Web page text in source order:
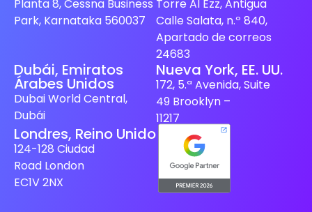
Planta 8, Cessna Business
Park, Karnataka 560037
Torre Al Ezz, Antigua
Calle Salata, n.º 840,
Apartado de correos
24683
Dubái, Emiratos
Árabes Unidos
Dubai World Central,
Dubái
Nueva York, EE. UU.
172, 5.ª Avenida, Suite
49 Brooklyn –
11217
Londres, Reino Unido
124-128 Ciudad
Road London
EC1V 2NXGerman
Japanese
Dutch
Finnish
Spanish (Spain)